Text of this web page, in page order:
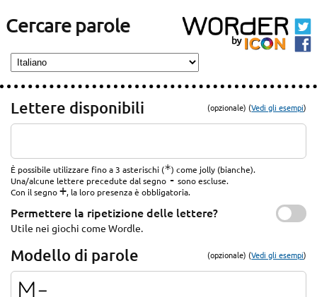
Cercare parole
Lettere disponibili (opzionale) (Vedi gli esempi)
È possibile utilizzare fino a 3 asterischi (*) come jolly (bianche).
Una/alcune lettere precedute dal segno - sono escluse.
Con il segno+, la loro presenza è obbligatoria.
Permettere la ripetizione delle lettere?
Utile nei giochi come Wordle.
Modello di parole (opzionale) (Vedi gli esempi)